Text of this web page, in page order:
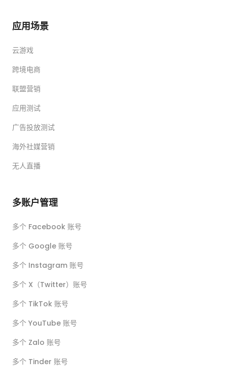
应用场景
云游戏
跨境电商
联盟营销
应用测试
广告投放测试
海外社媒营销
无人直播
多账户管理
多个 Facebook 账号
多个 Google 账号
多个 Instagram 账号
多个 X（Twitter）账号
多个 TikTok 账号
多个 YouTube 账号
多个 Zalo 账号
多个 Tinder 账号